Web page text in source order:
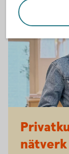
nätverk